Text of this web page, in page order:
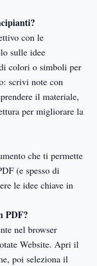
con le
sulle idee
colori o simboli per
scrivi note con
il materiale,
per migliorare la
che ti permette
(e spesso di
le idee chiave in
PDF?
nel browser
Website. Apri il
poi seleziona il